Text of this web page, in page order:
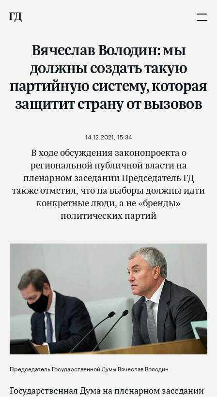
Вячеслав Володин: мы
должны создать такую
партийную систему, которая
защитит страну от вызовов
В ходе обсуждения законопроекта о
региональной публичной власти на
пленарном заседании Председатель ГД
также отметил, что на выборы должны идти
конкретные люди, а не «бренды»
политических партий
14.12.2021, 15:34
Председатель Государственной Думы Вячеслав Володин
Государственная Дума на пленарном заседании